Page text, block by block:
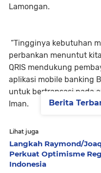
Lamongan.
“Tingginya kebutuhan
perbankan menuntut
QRIS mendukung
aplikasi mobile banking
untuk bertransasi pada
Iman.
Lihat juga
Langkah Raymond/
Perkuat Optimisme
Indonesia
Berita